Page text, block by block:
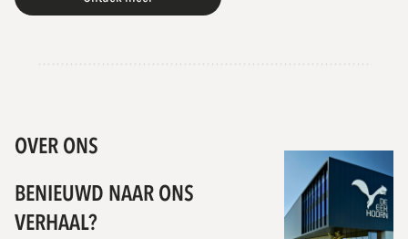
OVER ONS
BENIEUWD NAAR ONS
VERHAAL?